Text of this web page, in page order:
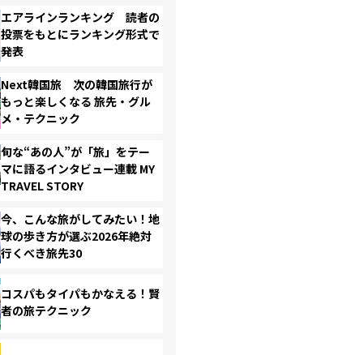
エアラインランキング 読者の
投票をもとにランキング形式で
発表
Next韓国旅 次の韓国旅行が
もっと楽しくなる 旅先・グル
メ・テクニック
旬な“あの人”が「旅」をテー
マに語るインタビュー連載 MY
TRAVEL STORY
今、こんな旅がしてみたい！地
球の歩き方が選ぶ2026年絶対
行くべき旅先30
コスパもタイパもかなえる！賢
者の旅テクニック